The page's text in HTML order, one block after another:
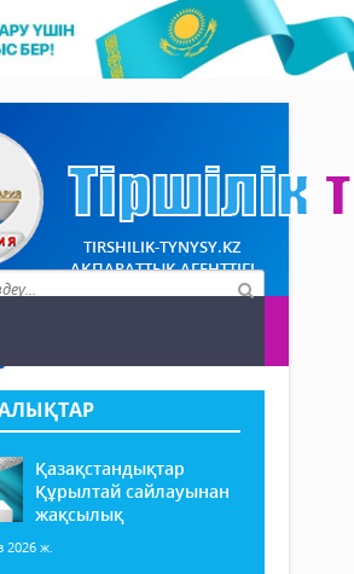
TIRSHILIK-TYNYSY.KZ
АҚПАРАТТЫҚ АГЕНТТІГІ
Қазақстандықтар
Құрылтай сайлауынан
жақсылық
2026 ж.